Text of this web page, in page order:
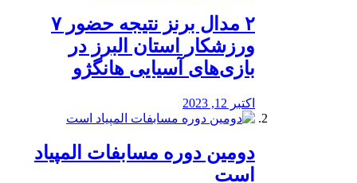
۲ مدال برنز نتیجه حضور ۷
ورزشکار استان البرز در
بازی‌های آسیایی هانگژو
اکتبر 12, 2023
دومین دوره مسابفات المپیاد
است